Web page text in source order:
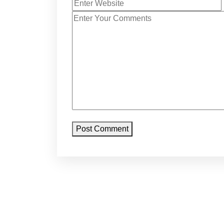
Post Comment